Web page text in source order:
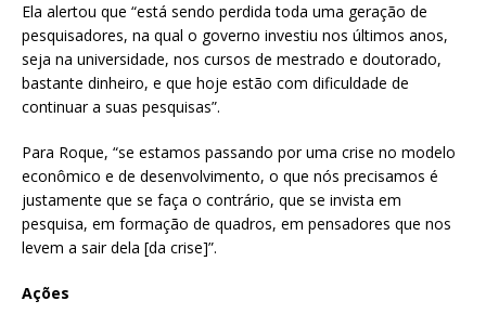
Ela alertou que “está sendo perdida toda uma geração de
pesquisadores, na qual o governo investiu nos últimos anos,
seja na universidade, nos cursos de mestrado e doutorado,
bastante dinheiro, e que hoje estão com dificuldade de
continuar a suas pesquisas”.
Para Roque, “se estamos passando por uma crise no modelo
econômico e de desenvolvimento, o que nós precisamos é
justamente que se faça o contrário, que se invista em
pesquisa, em formação de quadros, em pensadores que nos
levem a sair dela [da crise]”.
Ações